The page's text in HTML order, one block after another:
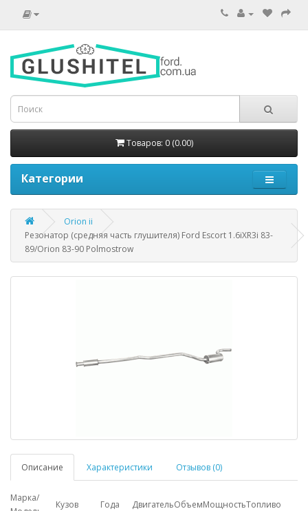
Товаров: 0 (0.00)
Категории
Orion ii
Резонатор (средняя часть глушителя) Ford Escort 1.6iXR3i 83-
89/Orion 83-90 Polmostrow
Описание Характеристики Отзывов (0)
Марка/
Кузов Года ДвигательОбъемМощностьТопливо